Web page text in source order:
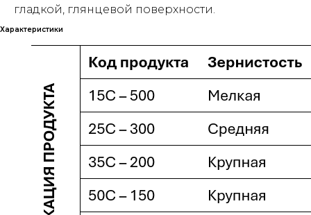
гладкой, глянцевой поверхности.
Характеристики